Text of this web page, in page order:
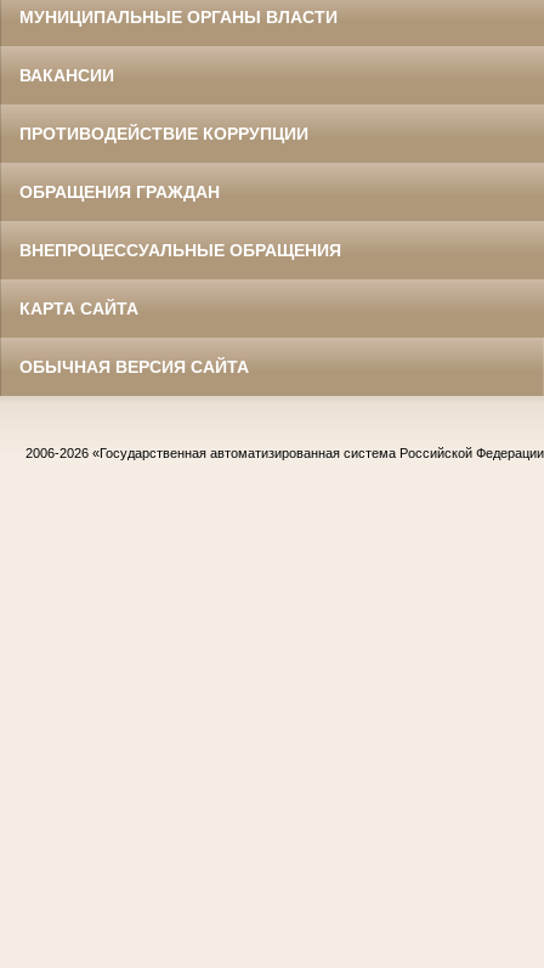
МУНИЦИПАЛЬНЫЕ ОРГАНЫ ВЛАСТИ
ВАКАНСИИ
ПРОТИВОДЕЙСТВИЕ КОРРУПЦИИ
ОБРАЩЕНИЯ ГРАЖДАН
ВНЕПРОЦЕССУАЛЬНЫЕ ОБРАЩЕНИЯ
КАРТА САЙТА
ОБЫЧНАЯ ВЕРСИЯ САЙТА
2006-2026 «Государственная автоматизированная система Российской